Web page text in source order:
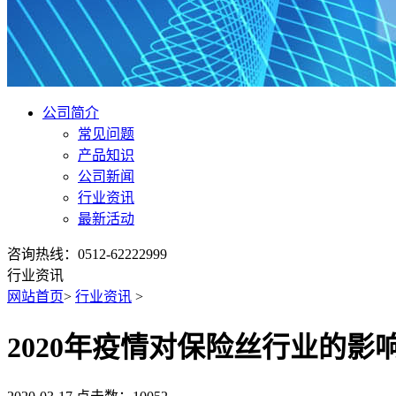
公司简介
常见问题
产品知识
公司新闻
行业资讯
最新活动
咨询热线：0512-62222999
行业资讯
网站首页> 行业资讯 >
2020年疫情对保险丝行业的影